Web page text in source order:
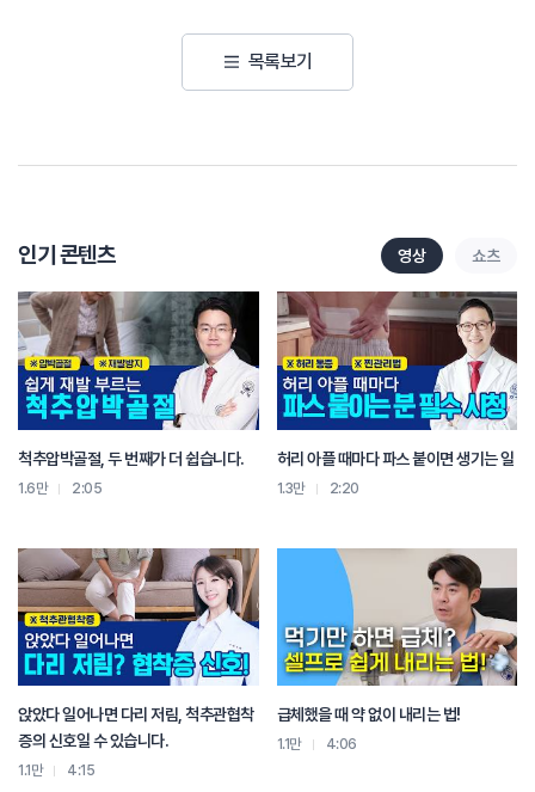
목록보기
인기 콘텐츠 영상 쇼츠
척추압박골절, 두 번째가 더 쉽습니다.
1.6만 2:05
허리 아플 때마다 파스 붙이면 생기는 일
1.3만 2:20
앉았다 일어나면 다리 저림, 척추관협착
증의 신호일 수 있습니다.
1.1만 4:15
급체했을 때 약 없이 내리는 법!
1.1만 4:06